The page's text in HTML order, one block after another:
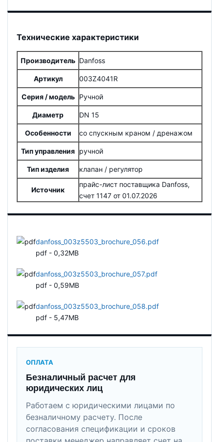
Технические характеристики
Производитель Danfoss
Артикул 003Z4041R
Серия / модель Ручной
Диаметр DN 15
Особенности со спускным краном / дренажом
Тип управления ручной
Тип изделия клапан / регулятор
Источник
прайс-лист поставщика Danfoss,
счет 1147 от 01.07.2026
danfoss_003z5503_brochure_056.pdf
pdf - 0,32MB
danfoss_003z5503_brochure_057.pdf
pdf - 0,59MB
danfoss_003z5503_brochure_058.pdf
pdf - 5,47MB
ОПЛАТА
Безналичный расчет для
юридических лиц
Работаем с юридическими лицами по
безналичному расчету. После
согласования спецификации и сроков